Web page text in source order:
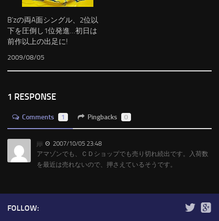
B’zの両A面シングル、2位以
下を圧倒し1位発進…初日は
前作以上の出足に!
2009/08/05
1 RESPONSE
Comments 1 Pingbacks 0
jiji
2007/10/05 23:48
アマゾンでも、ＣＤショップでも売り切れ続出です。入荷数
を最近は売れないので、押さえているそうです。
FOLLOW: